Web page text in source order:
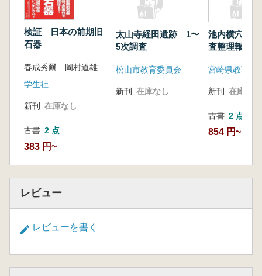
検証 日本の前期旧
石器
春成秀爾 岡村道雄 著
学生社
新刊 在庫なし
古書 2 点
383 円~
太山寺経田遺跡 1〜
5次調査
松山市教育委員会
新刊 在庫なし
池内横穴墓
査整理報告書
宮崎県教育委
新刊 在庫なし
古書 2 点
854 円~
レビュー
レビューを書く